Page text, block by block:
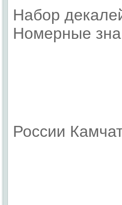
Набор
Номерные
России